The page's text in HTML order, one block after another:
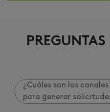
PREGUNTAS
¿Cuáles son los
para generar